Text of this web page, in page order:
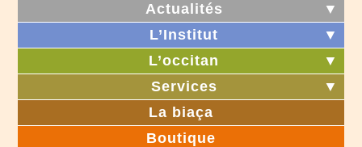
Actualités
▼
L’Institut
▼
L’occitan
▼
Services
▼
La biaça
Boutique